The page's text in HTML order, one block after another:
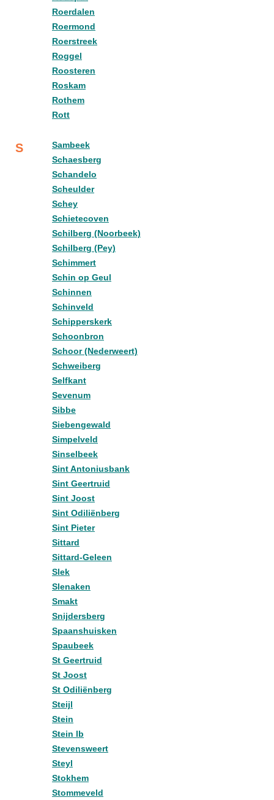
Roerdalen
Roermond
Roerstreek
Roggel
Roosteren
Roskam
Rothem
Rott
S
Sambeek
Schaesberg
Schandelo
Scheulder
Schey
Schietecoven
Schilberg (Noorbeek)
Schilberg (Pey)
Schimmert
Schin op Geul
Schinnen
Schinveld
Schipperskerk
Schoonbron
Schoor (Nederweert)
Schweiberg
Selfkant
Sevenum
Sibbe
Siebengewald
Simpelveld
Sinselbeek
Sint Antoniusbank
Sint Geertruid
Sint Joost
Sint Odiliënberg
Sint Pieter
Sittard
Sittard-Geleen
Slek
Slenaken
Smakt
Snijdersberg
Spaanshuisken
Spaubeek
St Geertruid
St Joost
St Odiliënberg
Steijl
Stein
Stein lb
Stevensweert
Steyl
Stokhem
Stommeveld